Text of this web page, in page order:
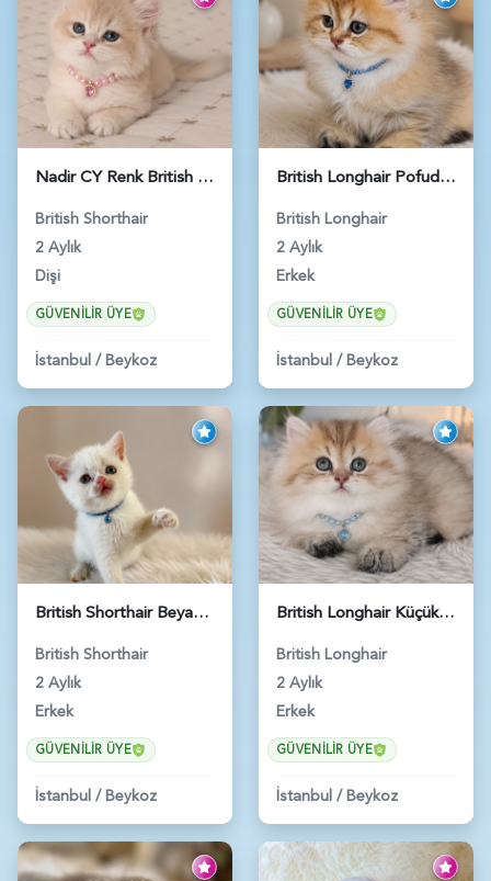
Nadir CY Renk British Shorthair Prensesimiz - 6483
British Shorthair
2 Aylık
Dişi
GÜVENILIR ÜYE
İstanbul / Beykoz
British Longhair Pofuduk Yakışıklımız - 6481
British Longhair
2 Aylık
Erkek
GÜVENILIR ÜYE
İstanbul / Beykoz
British Shorthair Beyaz Pamuksu Yavrumuz - 6419
British Shorthair
2 Aylık
Erkek
GÜVENILIR ÜYE
İstanbul / Beykoz
British Longhair Küçük Prens Yuva Arıyor - 6480
British Longhair
2 Aylık
Erkek
GÜVENILIR ÜYE
İstanbul / Beykoz